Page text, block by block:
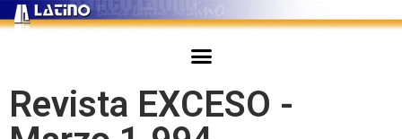
Revista EXCESO -